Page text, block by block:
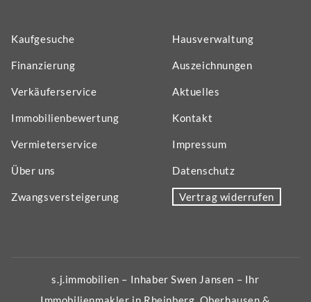
Kaufgesuche
Finanzierung
Verkäuferservice
Immobilienbewertung
Vermieterservice
Über uns
Zwangsversteigerung
Hausverwaltung
Auszeichnungen
Aktuelles
Kontakt
Impressum
Datenschutz
Vertrag widerrufen
s.j.immobilien – Inhaber Swen Jansen – Ihr